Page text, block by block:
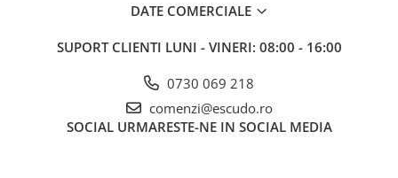
DATE COMERCIALE
SUPORT CLIENTI LUNI - VINERI: 08:00 - 16:00
0730 069 218
comenzi@escudo.ro
SOCIAL URMARESTE-NE IN SOCIAL MEDIA